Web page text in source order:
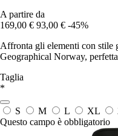
A partire da
169,00 € 93,00 € -45%
Affronta gli elementi con stile
Geographical Norway,
Taglia
*
S M L XL
Questo campo è obbligatorio